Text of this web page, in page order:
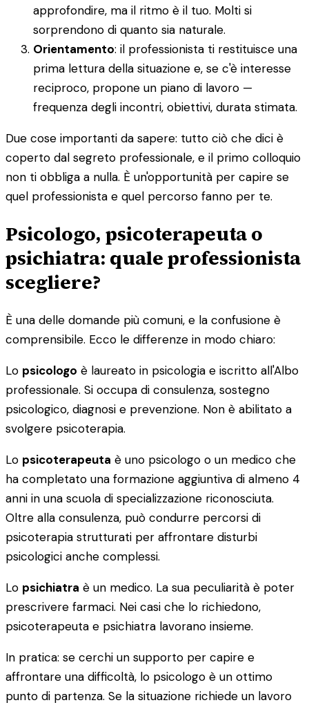
approfondire, ma il ritmo è il tuo. Molti si
sorprendono di quanto sia naturale.
Orientamento: il professionista ti restituisce una
prima lettura della situazione e, se c'è interesse
reciproco, propone un piano di lavoro —
frequenza degli incontri, obiettivi, durata stimata.
Due cose importanti da sapere: tutto ciò che dici è
coperto dal segreto professionale, e il primo colloquio
non ti obbliga a nulla. È un'opportunità per capire se
quel professionista e quel percorso fanno per te.
Psicologo, psicoterapeuta o
psichiatra: quale professionista
scegliere?
È una delle domande più comuni, e la confusione è
comprensibile. Ecco le differenze in modo chiaro:
Lo psicologo è laureato in psicologia e iscritto all'Albo
professionale. Si occupa di consulenza, sostegno
psicologico, diagnosi e prevenzione. Non è abilitato a
svolgere psicoterapia.
Lo psicoterapeuta è uno psicologo o un medico che
ha completato una formazione aggiuntiva di almeno 4
anni in una scuola di specializzazione riconosciuta.
Oltre alla consulenza, può condurre percorsi di
psicoterapia strutturati per affrontare disturbi
psicologici anche complessi.
Lo psichiatra è un medico. La sua peculiarità è poter
prescrivere farmaci. Nei casi che lo richiedono,
psicoterapeuta e psichiatra lavorano insieme.
In pratica: se cerchi un supporto per capire e
affrontare una difficoltà, lo psicologo è un ottimo
punto di partenza. Se la situazione richiede un lavoro